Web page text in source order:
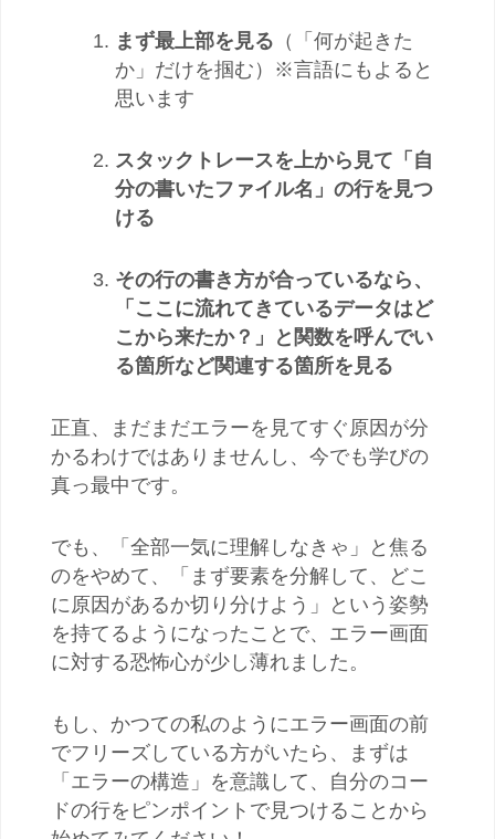
まず最上部を見る （「何が起きた
か」だけを掴む）※言語にもよると
思います
スタックトレースを上から見て「自
分の書いたファイル名」の行を見つ
ける
その行の書き方が合っているなら、
「ここに流れてきているデータはど
こから来たか？」と関数を呼んでい
る箇所など関連する箇所を見る
正直、まだまだエラーを見てすぐ原因が分
かるわけではありませんし、今でも学びの
真っ最中です。
でも、「全部一気に理解しなきゃ」と焦る
のをやめて、「まず要素を分解して、どこ
に原因があるか切り分けよう」という姿勢
を持てるようになったことで、エラー画面
に対する恐怖心が少し薄れました。
もし、かつての私のようにエラー画面の前
でフリーズしている方がいたら、まずは
「エラーの構造」を意識して、自分のコー
ドの行をピンポイントで見つけることから